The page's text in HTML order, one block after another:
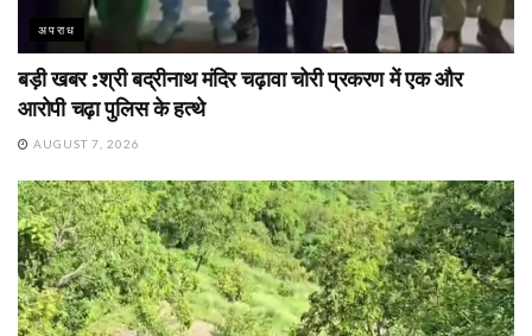
अपराध
बड़ी खबर :श्री बद्रीनाथ मंदिर चढ़ावा चोरी प्रकरण में एक और
आरोपी चढ़ा पुलिस के हत्थे
AUGUST 7, 2026